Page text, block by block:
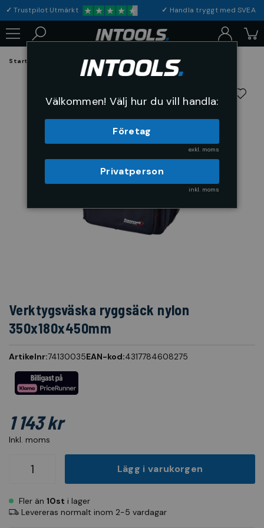
✓Trustpilot Utmärkt ✓ Handla tryggt med
Startsida Arbetsplats & Skydd Förvaring
Verktygsväska ryggsäck nylon
350x180x450mm
Artikelnr:74130035EAN-kod:4317784608275
Inkl. moms
1 143 kr
Lägg i varukorgen
Fler än 10st i lager
Levereras normalt inom 2-5 vardagar
Välkommen! Välj hur du vill handla:
Företag
exkl. moms
Privatperson
inkl. moms